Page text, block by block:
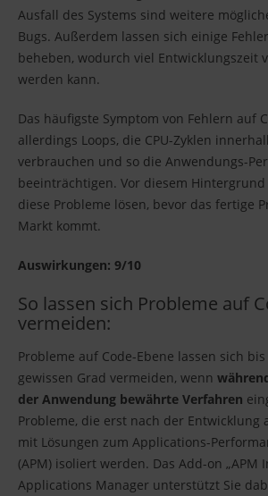
Ausfall des Systems sind weitere
Bugs. Außerdem lassen sich einige
beheben, wodurch viel Entwicklungszeit
werden kann.
Das häufigste Symptom von Fehlern auf
allerdings Loops, die CPU-Zyklen
verbrauchen und so die Anwendungs-
beeinträchtigen. Vor diesem
diese Probleme lösen, bevor das fertige
Markt kommt.
Auswirkungen: 9/10
So lassen sich Probleme auf
vermeiden:
Probleme auf Code-Ebene lassen sich
gewissen Grad vermeiden, wenn
der Anwendung bewährte Verfahren
Probleme, die erst nach der Entwicklung
mit Lösungen zum Applications-
(APM) isoliert werden. Das Add-on „APM
Applications Manager unterstützt Sie